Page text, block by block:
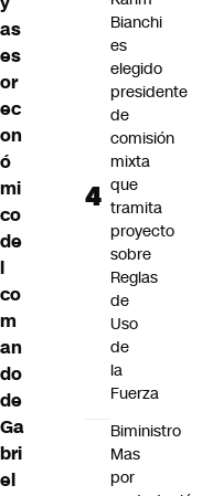
as
es
or
ec
on
ó
mi
co
de
l
co
m
an
do
de
Ga
bri
el
Bianchi
es
elegido
presidente
de
comisión
mixta
que
tramita
proyecto
sobre
Reglas
de
Uso
de
la
Fuerza
Biministro
Mas
por